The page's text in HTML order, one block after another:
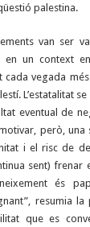
palestina.
van ser
en un context
cada vegada
L’estatalitat
eventual de
però, una
i el risc de
sent) frenar
és
resumia la
que es